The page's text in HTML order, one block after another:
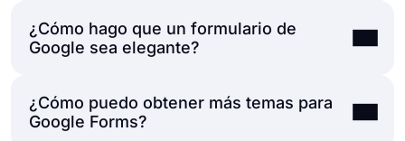
Puedes cambiar varios detalles de tu
formulario en Google Forms haciendo clic en
derecha de la página y dirigiéndote al menú
"Temas". Este menú te permitirá cambiar
¿Cómo hago que un formulario de
Google sea elegante?
Mientras que un Google Form "fancy" puede
ser una opinión subjetiva, puedes cambiar
¿Cómo puedo obtener más temas para
Google Forms?